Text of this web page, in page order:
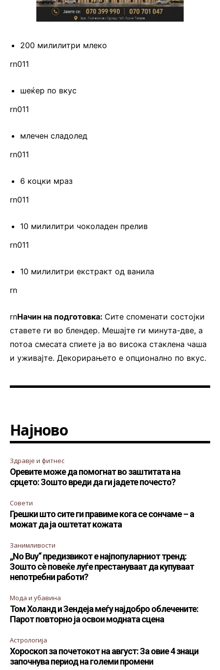
200 милилитри млеко
rn011
шеќер по вкус
rn011
млечен сладолед
rn011
6 коцки мраз
rn011
10 милилитри чоколаден прелив
rn011
10 милилитри екстракт од ванила
rn
rnНачин на подготовка: Сите споменати состојки
ставете ги во блендер. Мешајте ги минута-две, а
потоа смесата спиете ја во висока стаклена чаша
и уживајте. Декорирањето е опционално по вкус.
Најново
Здравје и фитнес
Оревите може да помогнат во заштитата на
срцето: Зошто вреди да ги јадете почесто?
Совети
Грешки што сите ги правиме кога се сончаме – а
можат да ја оштетат кожата
Занимливости
„No Buy“ предизвикот е најпопуларниот тренд:
Зошто сè повеќе луѓе престануваат да купуваат
непотребни работи?
Мода и убавина
Том Холанд и Зендеја меѓу најдобро облечените:
Парот повторно ја освои модната сцена
Астрологија
Хороскоп за почетокот на август: За овие 4 знаци
започнува период на големи промени